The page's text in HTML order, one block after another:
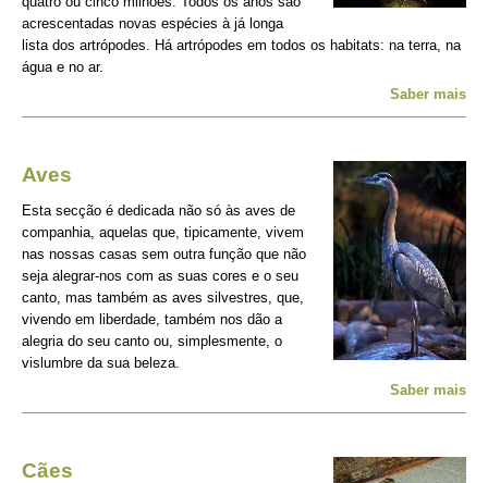
acrescentadas novas espécies à já longa
lista dos artrópodes. Há artrópodes em todos os habitats: na terra, na
água e no ar.
Saber mais
Aves
Esta secção é dedicada não só às aves de
companhia, aquelas que, tipicamente, vivem
nas nossas casas sem outra função que não
seja alegrar-nos com as suas cores e o seu
canto, mas também as aves silvestres, que,
vivendo em liberdade, também nos dão a
alegria do seu canto ou, simplesmente, o
vislumbre da sua beleza.
Saber mais
Cães